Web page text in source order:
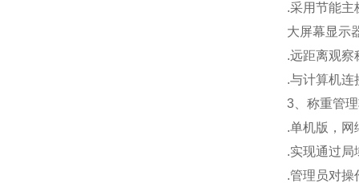
.采用节能主
大屏幕显示
.远距离观察
.与计算机连
3 、称重管
.单机版，网
.实现通过局
.管理员对操